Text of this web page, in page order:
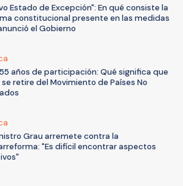
Estado de Excepción": En qué consiste la
constitucional presente en las medidas
el Gobierno
años de participación: Qué significa que
se retire del Movimiento de Países No
Grau arremete contra la
"Es difícil encontrar aspectos